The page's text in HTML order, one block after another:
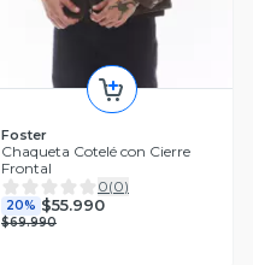
Foster
Chaqueta Cotelé con Cierre
Frontal
0(0)
20% $55.990
$69.990